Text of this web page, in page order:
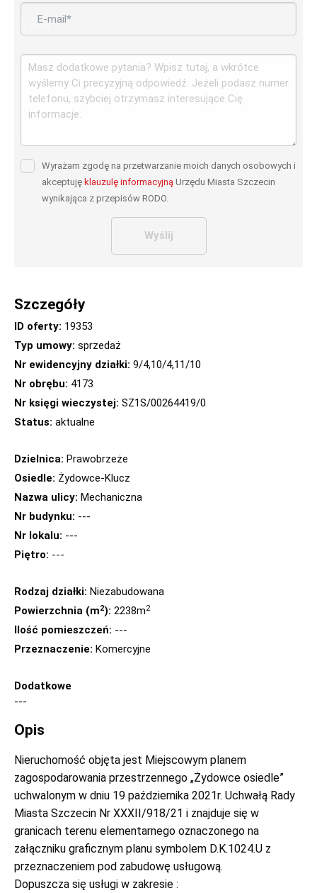
E-mail *
Wyrażam zgodę na przetwarzanie moich danych osobowych i
akceptuję klauzulę informacyjną Urzędu Miasta Szczecin
wynikająca z przepisów RODO.
Wyślij
Szczegóły
ID oferty: 19353
Typ umowy: sprzedaż
Nr ewidencyjny działki: 9/4,10/4,11/10
Nr obrębu: 4173
Nr księgi wieczystej: SZ1S/00264419/0
Status: aktualne
Dzielnica: Prawobrzeże
Osiedle: Żydowce-Klucz
Nazwa ulicy: Mechaniczna
Nr budynku: ---
Nr lokalu: ---
Piętro: ---
Rodzaj działki: Niezabudowana
Powierzchnia (m2): 2238m2
Ilość pomieszczeń: ---
Przeznaczenie: Komercyjne
Dodatkowe
---
Opis
Nieruchomość objęta jest Miejscowym planem
zagospodarowania przestrzennego „Żydowce osiedle”
uchwalonym w dniu 19 października 2021r. Uchwałą Rady
Miasta Szczecin Nr XXXII/918/21 i znajduje się w
granicach terenu elementarnego oznaczonego na
załączniku graficznym planu symbolem D.K.1024.U z
przeznaczeniem pod zabudowę usługową.
Dopuszcza się usługi w zakresie :